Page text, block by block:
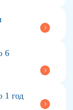
6
1 год